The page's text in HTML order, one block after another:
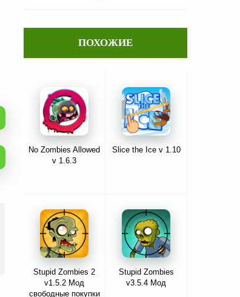
ПОХОЖИЕ
No Zombies Allowed
v 1.6.3
Slice the Ice v 1.10
Stupid Zombies 2
v1.5.2 Мод
свободные покупки
Stupid Zombies
v3.5.4 Мод